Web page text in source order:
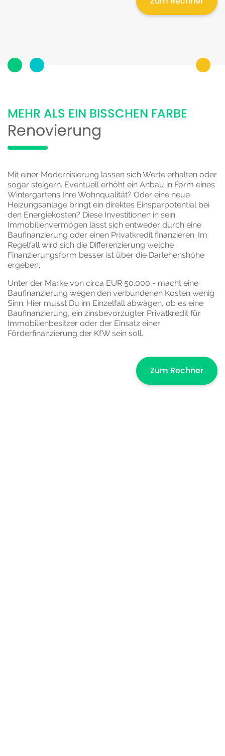
MEHR ALS EIN BISSCHEN FARBE
Renovierung
Mit einer Modernisierung lassen sich Werte erhalten oder
sogar steigern. Eventuell erhöht ein Anbau in Form eines
Wintergartens Ihre Wohnqualität? Oder eine neue
Heizungsanlage bringt ein direktes Einsparpotential bei
den Energiekosten? Diese Investitionen in sein
Immobilienvermögen lässt sich entweder durch eine
Baufinanzierung oder einen Privatkredit finanzieren. Im
Regelfall wird sich die Differenzierung welche
Finanzierungsform besser ist über die Darlehenshöhe
ergeben.
Unter der Marke von circa EUR 50.000,- macht eine
Baufinanzierung wegen den verbundenen Kosten wenig
Sinn. Hier musst Du im Einzelfall abwägen, ob es eine
Baufinanzierung, ein zinsbevorzugter Privatkredit für
Immobilienbesitzer oder der Einsatz einer
Förderfinanzierung der KfW sein soll.
Zum Rechner